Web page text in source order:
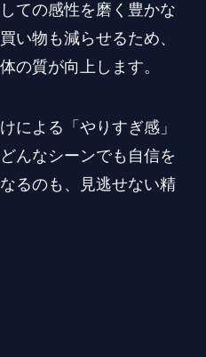
ての感性を磨く豊かな
い物も減らせるため、
の質が向上します。
による「やりすぎ感」
んなシーンでも自信を
るのも、見逃せない精